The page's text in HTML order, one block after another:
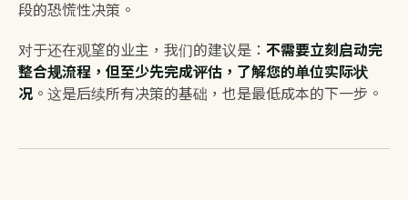
段的恐慌性决策。
对于还在观望的业主，我们的建议是： 不需要立刻启动完
整合规流程，但至少先完成评估，了解您的单位实际状
况 。这是后续所有决策的基础，也是最低成本的下一步。